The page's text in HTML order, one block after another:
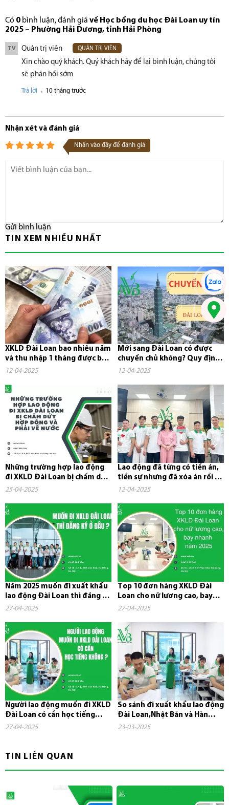
Có 0 bình luận, đánh giá về Học bổng du học Đài Loan uy tín
2025 – Phường Hải Dương, tỉnh Hải Phòng
TV Quản trị viên QUẢN TRỊ VIÊN
Xin chào quý khách. Quý khách hãy để lại bình luận, chúng tôi
sẽ phản hồi sớm
Trả lời . 10 tháng trước
Nhận xét và đánh giá
Nhấn vào đây để đánh giá
Gửi bình luận
TIN XEM NHIỀU NHẤT
XKLD Đài Loan bao nhiêu năm
và thu nhập 1 tháng được bao
nhiêu tiền?
12-04-2025
Mới sang Đài Loan có được
chuyển chủ không? Quy định,
chi phí và những điều cần...
12-04-2025
Những trường hợp lao động
đi XKLD Đài Loan bị chấm dứt
hợp đồng và phải về nước
25-04-2025
Lao động đã từng có tiền án,
tiền sự nhưng đã xóa án rồi có
đi xuất khẩu lao...
12-04-2025
Năm 2025 muốn đi xuất khẩu
lao động Đài Loan thì đăng ký
ở đâu?
27-04-2025
Top 10 đơn hàng XKLD Đài
Loan cho nữ lương cao, bay
nhanh năm 2025
27-04-2025
Người lao động muốn đi XKLD
Đài Loan có cần học tiếng
không?
27-04-2025
So sánh đi xuất khẩu lao động
Đài Loan,Nhật Bản và Hàn
Quốc
23-03-2025
TIN LIÊN QUAN